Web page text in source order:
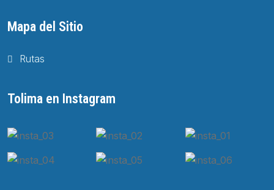
Mapa del Sitio
Rutas
Tolima en Instagram